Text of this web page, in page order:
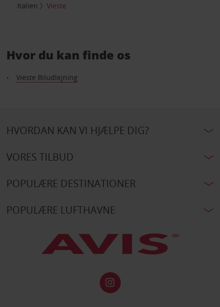
Italien
Vieste
Hvor du kan finde os
Vieste Biludlejning
HVORDAN KAN VI HJÆLPE DIG?
VORES TILBUD
POPULÆRE DESTINATIONER
POPULÆRE LUFTHAVNE